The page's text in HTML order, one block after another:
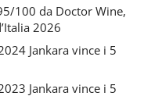
100 da Doctor Wine,
2026
Jankara vince i 5
Jankara vince i 5